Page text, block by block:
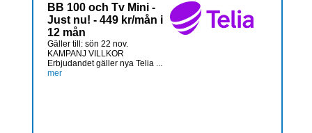
BB 100 och Tv Mini -
Just nu! - 449 kr/mån i
12 mån
Gäller till: sön 22 nov.
KAMPANJ VILLKOR
Erbjudandet gäller nya Telia ...
mer